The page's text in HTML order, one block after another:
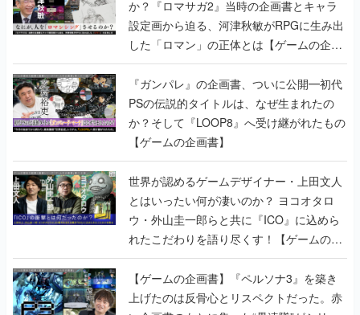
か？『ロマサガ2』当時の企画書とキャラ
設定画から迫る、河津秋敏がRPGに生み出
した「ロマン」の正体とは【ゲームの企画
書】
『ガンパレ』の企画書、ついに公開━初代
PSの伝説的タイトルは、なぜ生まれたの
か？そして『LOOP8』へ受け継がれたもの
【ゲームの企画書】
世界が認めるゲームデザイナー・上田文人
とはいったい何が凄いのか？ ヨコオタロ
ウ・外山圭一郎らと共に『ICO』に込めら
れたこだわりを語り尽くす！【ゲームの企
画書】
【ゲームの企画書】『ペルソナ3』を築き
上げたのは反骨心とリスペクトだった。赤